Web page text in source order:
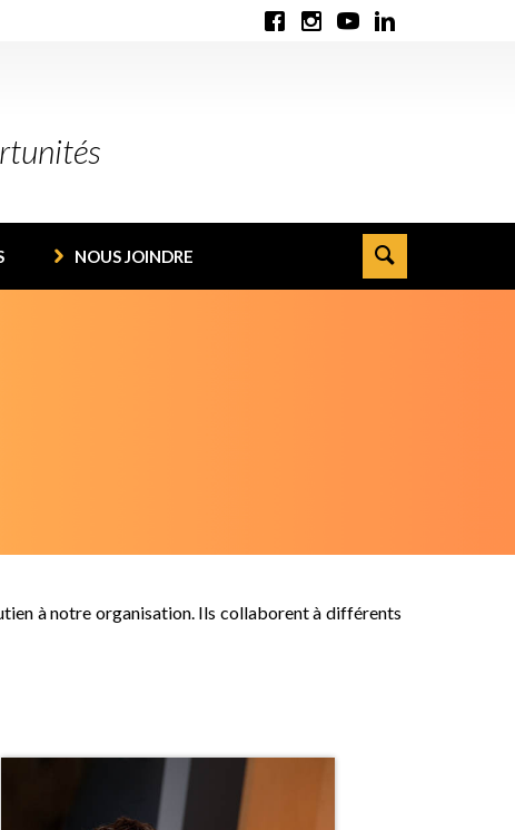
NOUS JOINDRE
à notre organisation. Ils collaborent à différents